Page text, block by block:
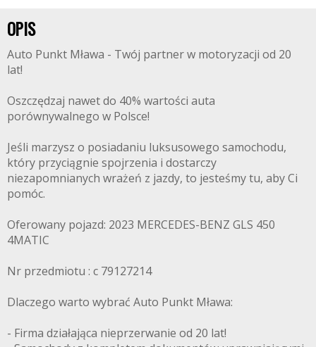
OPIS
Auto Punkt Mława - Twój partner w motoryzacji od 20
lat!
Oszczędzaj nawet do 40% wartości auta
porównywalnego w Polsce!
Jeśli marzysz o posiadaniu luksusowego samochodu,
który przyciągnie spojrzenia i dostarczy
niezapomnianych wrażeń z jazdy, to jesteśmy tu, aby Ci
pomóc.
Oferowany pojazd: 2023 MERCEDES-BENZ GLS 450
4MATIC
Nr przedmiotu : c 79127214
Dlaczego warto wybrać Auto Punkt Mława:
- Firma działająca nieprzerwanie od 20 lat!